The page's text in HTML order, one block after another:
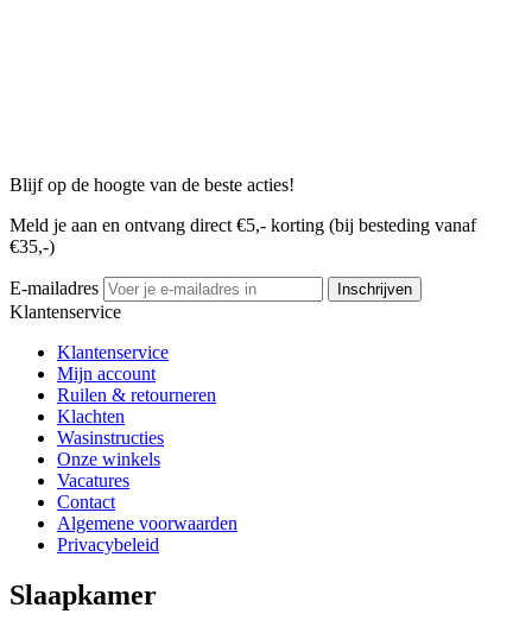
Blijf op de hoogte van de beste acties!
Meld je aan en ontvang direct €5,- korting (bij besteding vanaf
€35,-)
E-mailadres Inschrijven
Klantenservice
Klantenservice
Mijn account
Ruilen & retourneren
Klachten
Wasinstructies
Onze winkels
Vacatures
Contact
Algemene voorwaarden
Privacybeleid
Slaapkamer